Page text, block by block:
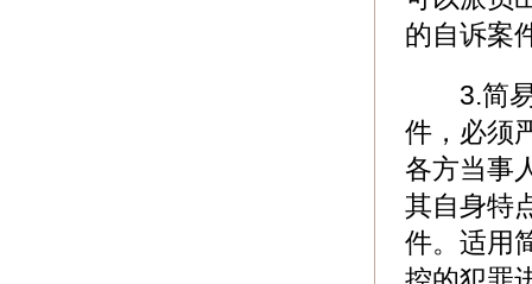
的自诉案
3.简易
件，必须
各方当事
其自身特
件。适用